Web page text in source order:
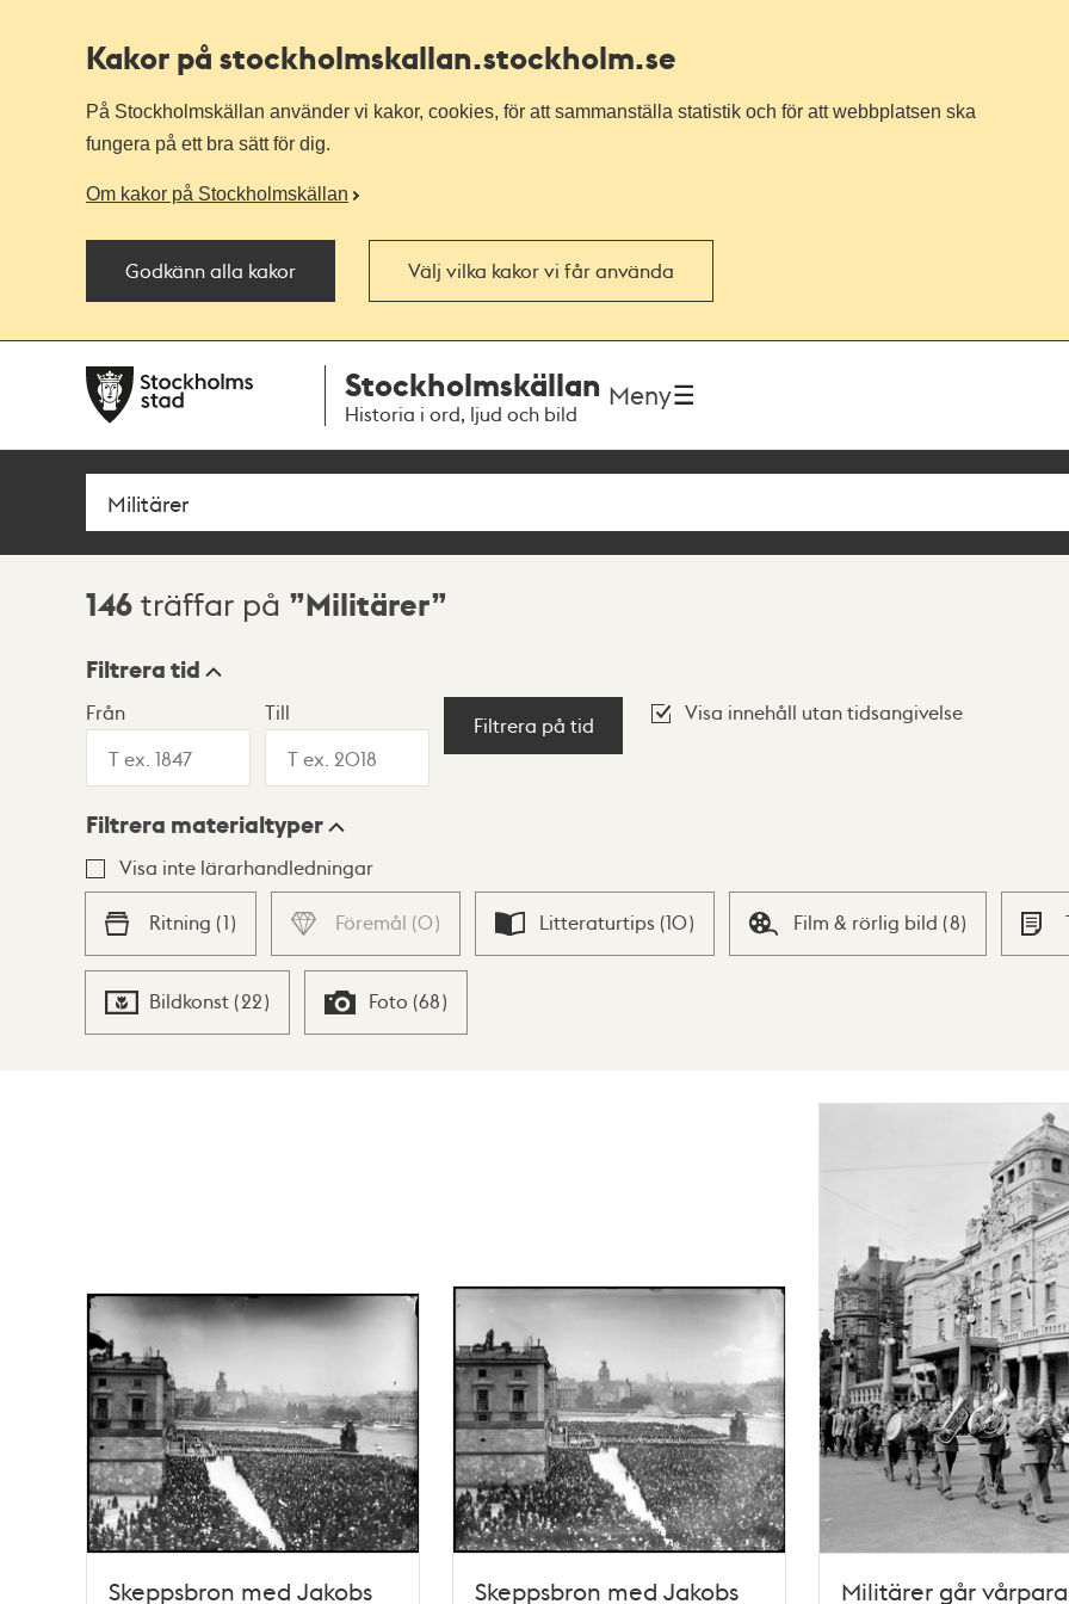
Kakor på stockholmskallan.stockholm.se
På Stockholmskällan använder vi kakor, cookies, för att sammanställa statistik och för att webbplatsen ska
fungera på ett bra sätt för dig.
Om kakor på Stockholmskällan
Godkänn alla kakor Välj vilka kakor vi får använda
navigationen
huvudinnehållet
Stockholmskällan
Historia i ord, ljud och bild
Meny
Sök
Sökresultat
146 träffar på Militärer
Visningsläge
Lista Karta
Filtrera tid
Från Till
Filtrera på tid
Visa innehåll utan tidsangivelse
Filtrera materialtyper
Visa inte lärarhandledningar
Ritning (1) Föremål (0) Litteraturtips (10) Film & rörlig bild (8)
Bildkonst (22) Foto (68)
Skeppsbron med Jakobs Skeppsbron med Jakobs Militärer går